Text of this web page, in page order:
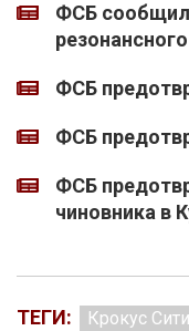
ФСБ
ФСБ
ФСБ
ФСБ
чиновника в
ТЕГИ: Крокус